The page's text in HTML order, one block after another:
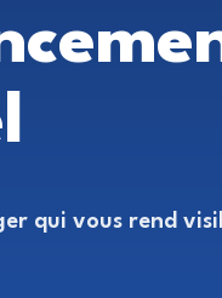
qui vous rend